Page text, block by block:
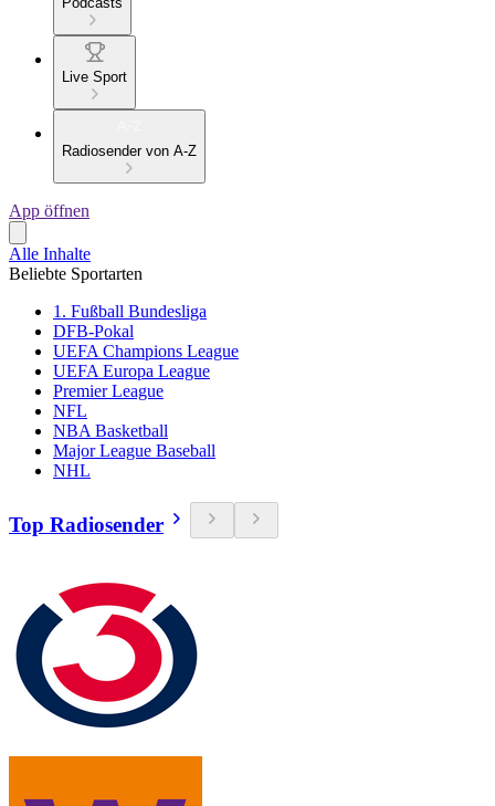
Live Sport
Radiosender von A-Z
App öffnen
Alle Inhalte
Beliebte Sportarten
1. Fußball Bundesliga
DFB-Pokal
UEFA Champions League
UEFA Europa League
Premier League
NFL
NBA Basketball
Major League Baseball
NHL
Top Radiosender